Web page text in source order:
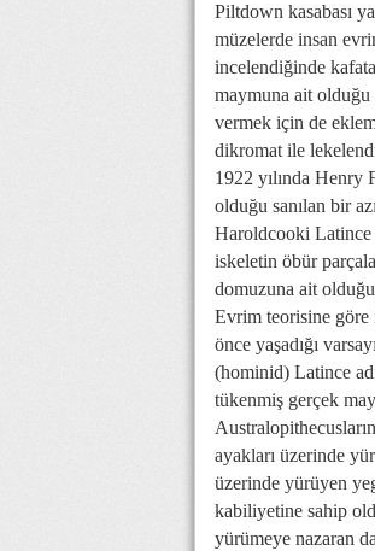
Piltdown kasabası
müzelerde insan
incelendiğinde
maymuna ait olduğu
vermek için de
dikromat ile
1922 yılında Henry
olduğu sanılan bir
Haroldcooki Latince
iskeletin öbür
domuzuna ait olduğu
Evrim teorisine göre
önce yaşadığı
(hominid) Latince
tükenmiş gerçek
ayakları üzerinde
üzerinde yürüyen
kabiliyetine sahip
yürümeye nazaran